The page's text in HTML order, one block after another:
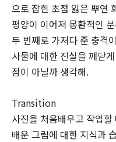
으로 잡힌 초점 잃은 뿌연
평양이 이어져 몽환적인
두 번째로 가져다 준 충격
사물에 대한 진실을 깨닫
점이 아닐까 생각해.
Transition
사진을 처음배우고 작업
배운 그림에 대한 지식과